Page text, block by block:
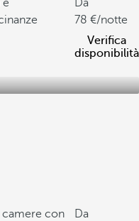
e
Da
78
/notte
Verifica
disponibilità
con
Da